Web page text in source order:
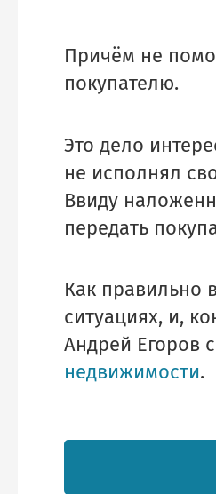
Причём не
покупателю.
Это дело
не исполнял
Ввиду
передать
Как правильно
ситуациях, и,
Андрей Егоров
недвижимости.